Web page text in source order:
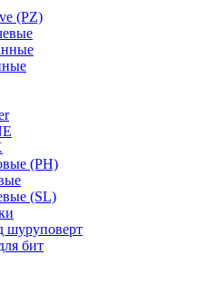
(PZ)
(PH)
(SL)
шуруповерт
бит